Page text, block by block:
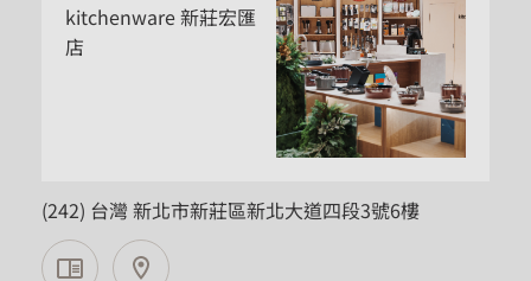
kitchenware 新莊宏匯
店
(242) 台灣 新北市新莊區新北大道四段3號6樓